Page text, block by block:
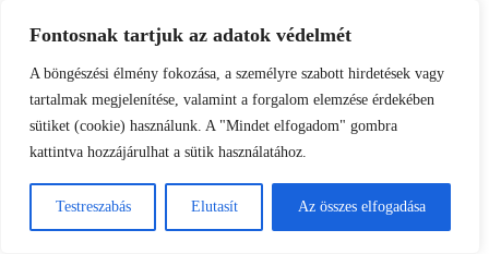
Fontosnak tartjuk az adatok védelmét
A böngészési élmény fokozása, a személyre szabott hirdetések vagy
tartalmak megjelenítése, valamint a forgalom elemzése érdekében
sütiket (cookie) használunk. A "Mindet elfogadom" gombra
kattintva hozzájárulhat a sütik használatához.
Testreszabás Elutasít Az összes elfogadása
AZ EMLÉKEK ÍZÉRŐL
Az Emlékek Íze egy kis vidéki ebédlőasztal a Bakonyban, ahol
időnként összetalálkozunk, bárhol is legyünk a világban.
Beszélgetünk, főzünk és olyan ételeket kóstolgatunk, amelyek íze régi